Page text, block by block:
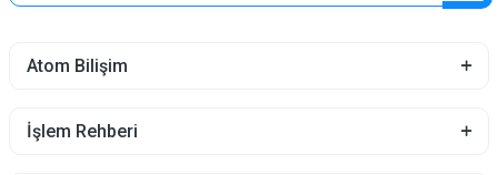
Atom Bilişim
İşlem Rehberi